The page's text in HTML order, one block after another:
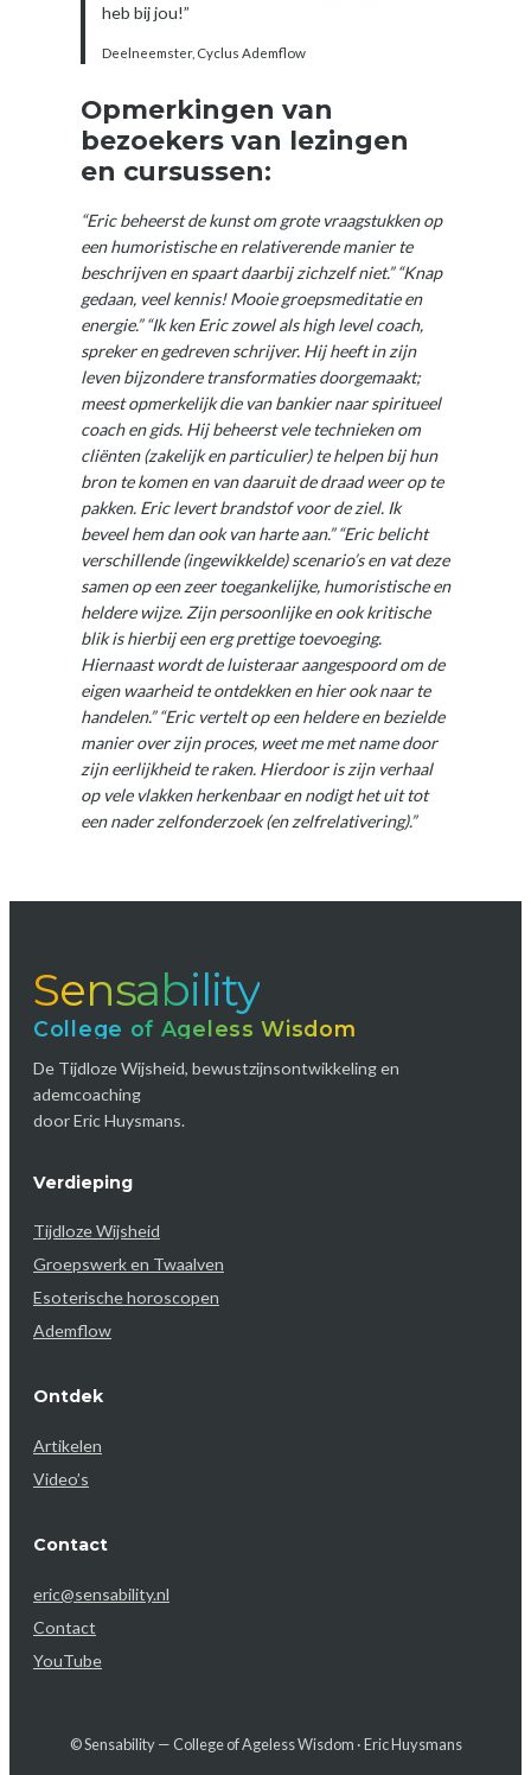
heb bij jou!”
Deelneemster, Cyclus Ademflow
Opmerkingen van
bezoekers van lezingen
en cursussen:
“Eric beheerst de kunst om grote vraagstukken op
een humoristische en relativerende manier te
beschrijven en spaart daarbij zichzelf niet.” “Knap
gedaan, veel kennis! Mooie groepsmeditatie en
energie.” “Ik ken Eric zowel als high level coach,
spreker en gedreven schrijver. Hij heeft in zijn
leven bijzondere transformaties doorgemaakt;
meest opmerkelijk die van bankier naar spiritueel
coach en gids. Hij beheerst vele technieken om
cliënten (zakelijk en particulier) te helpen bij hun
bron te komen en van daaruit de draad weer op te
pakken. Eric levert brandstof voor de ziel. Ik
beveel hem dan ook van harte aan.” “Eric belicht
verschillende (ingewikkelde) scenario’s en vat deze
samen op een zeer toegankelijke, humoristische en
heldere wijze. Zijn persoonlijke en ook kritische
blik is hierbij een erg prettige toevoeging.
Hiernaast wordt de luisteraar aangespoord om de
eigen waarheid te ontdekken en hier ook naar te
handelen.” “Eric vertelt op een heldere en bezielde
manier over zijn proces, weet me met name door
zijn eerlijkheid te raken. Hierdoor is zijn verhaal
op vele vlakken herkenbaar en nodigt het uit tot
een nader zelfonderzoek (en zelfrelativering).”
Sensability
College of Ageless Wisdom
De Tijdloze Wijsheid, bewustzijnsontwikkeling en
ademcoaching
door Eric Huysmans.
Verdieping
Tijdloze Wijsheid
Groepswerk en Twaalven
Esoterische horoscopen
Ademflow
Ontdek
Artikelen
Video’s
Contact
eric@sensability.nl
Contact
YouTube
© Sensability — College of Ageless Wisdom · Eric Huysmans